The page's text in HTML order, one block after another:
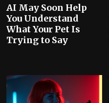
AI May Soon Help
You Understand
What Your Pet Is
Trying to Say